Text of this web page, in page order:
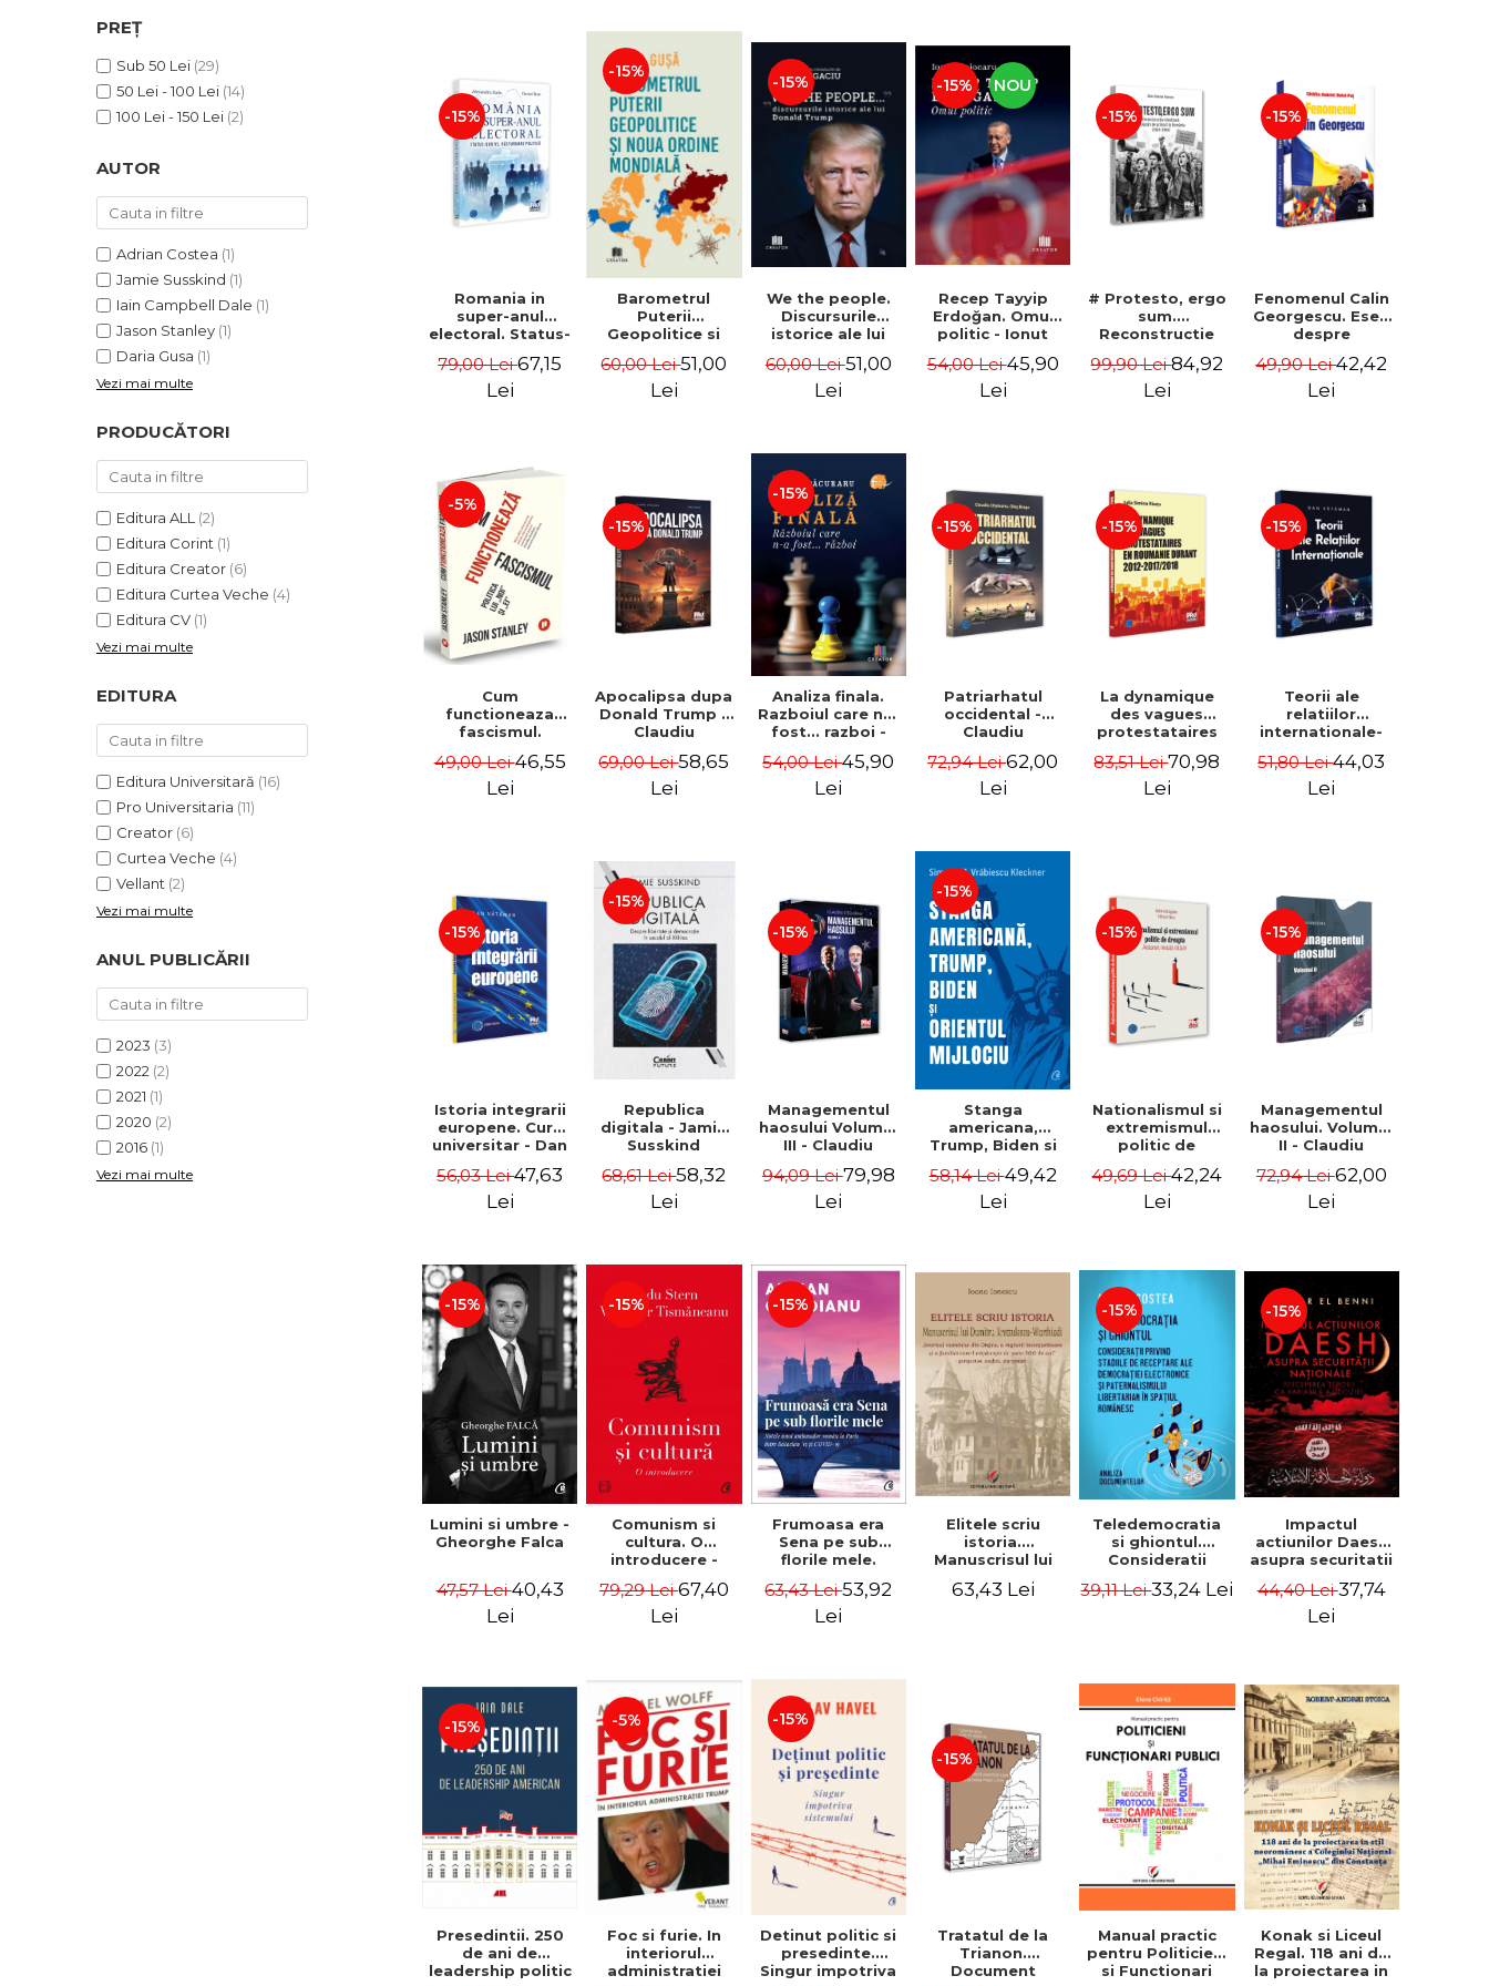
ȘTIINȚE ECONOMICE
ȘTIINȚE EXACTE
EDUCAȚIE FIZICĂ ȘI SPORT
PREUNIVERSITARIA
PACHETE DE STUDIU
PROMOȚIILE LUNII
ULTIMELE EXEMPLARE
Politica de Retur
Formular de Retur
PREȚ
Sub 50 Lei (29)
50 Lei - 100 Lei (14)
100 Lei - 150 Lei (2)
AUTOR
Adrian Costea (1)
Jamie Susskind (1)
Iain Campbell Dale (1)
Jason Stanley (1)
Daria Gusa (1)
Vezi mai multe
PRODUCĂTORI
Editura ALL (2)
Editura Corint (1)
Editura Creator (6)
Editura Curtea Veche (4)
Editura CV (1)
Vezi mai multe
EDITURA
Editura Universitară (16)
Pro Universitaria (11)
Creator (6)
Curtea Veche (4)
Vellant (2)
Vezi mai multe
ANUL PUBLICĂRII
2023 (3)
2022 (2)
2021 (1)
2020 (2)
2016 (1)
Vezi mai multe
-15%
Romania in
super-anul
electoral. Status-
rasturnare
politica -
79,00 Lei67,15
Lei
-15%
Barometrul
Puterii
Geopolitice si
Mondiala - Daria
Gusa
60,00 Lei51,00
Lei
-15%
We the people.
Discursurile
istorice ale lui
Dan Dungaciu
60,00 Lei51,00
Lei
-15% NOU
Recep Tayyip
Erdoğan. Omul
politic - Ionut
54,00 Lei45,90
Lei
-15%
# Protesto, ergo
sum.
Reconstructie
miscari de
protest in
99,90 Lei84,92
Lei
-15%
Fenomenul Calin
Georgescu. Eseu
despre
prosperitatii -
Gabriel-Catalin
49,90 Lei42,42
Lei
-5%
Cum
functioneaza
fascismul.
si „ei” - Jason
Stanley
49,00 Lei46,55
Lei
-15%
Apocalipsa dupa
Donald Trump -
Claudiu
Dinca
69,00 Lei58,65
Lei
-15%
Analiza finala.
Razboiul care n-a
fost... razboi -
54,00 Lei45,90
Lei
-15%
Patriarhatul
occidental -
Claudiu
Braga
72,94 Lei62,00
Lei
-15%
La dynamique
des vagues
protestataires
durant 2012-
2017/2018 - Iulia-
83,51 Lei70,98
Lei
-15%
Teorii ale
relatiilor
internationale-
51,80 Lei44,03
Lei
-15%
Istoria integrarii
europene. Curs
universitar - Dan
56,03 Lei47,63
Lei
-15%
Republica
digitala - Jamie
Susskind
68,61 Lei58,32
Lei
-15%
Managementul
haosului Volumul
III - Claudiu
94,09 Lei79,98
Lei
-15%
Stanga
americana,
Trump, Biden si
Simona M.
Vrabiescu
58,14 Lei49,42
Lei
-15%
Nationalismul si
extremismul
politic de
Avataruri,
mutatii, rataciri -
49,69 Lei42,24
Lei
-15%
Managementul
haosului. Volumul
II - Claudiu
72,94 Lei62,00
Lei
-15%
Lumini si umbre -
Gheorghe Falca
47,57 Lei40,43
Lei
-15%
Comunism si
cultura. O
introducere -
Tismaneanu,
Radu Stern
79,29 Lei67,40
Lei
-15%
Frumoasa era
Sena pe sub
florile mele.
ambasador
roman la Paris
63,43 Lei53,92
Lei
Elitele scriu
istoria.
Manuscrisul lui
Kretzulescu-
peste 300 de
ani". - Ioana
Ionescu
63,43 Lei
-15%
Teledemocratia
si ghiontul.
Consideratii
de receptare a
spatiul romanesc
- Adrian Costea
39,11 Lei33,24 Lei
-15%
Impactul
actiunilor Daesh
asupra securitatii
Perceperea
terorii ca
44,40 Lei37,74
Lei
-15%
Presedintii. 250
de ani de
leadership politic
-5%
Foc si furie. In
interiorul
administratiei
-15%
Detinut politic si
presedinte.
Singur impotriva
-15%
Tratatul de la
Trianon.
Document
Manual practic
pentru Politicieni
si Functionari
Konak si Liceul
Regal. 118 ani de
la proiectarea in